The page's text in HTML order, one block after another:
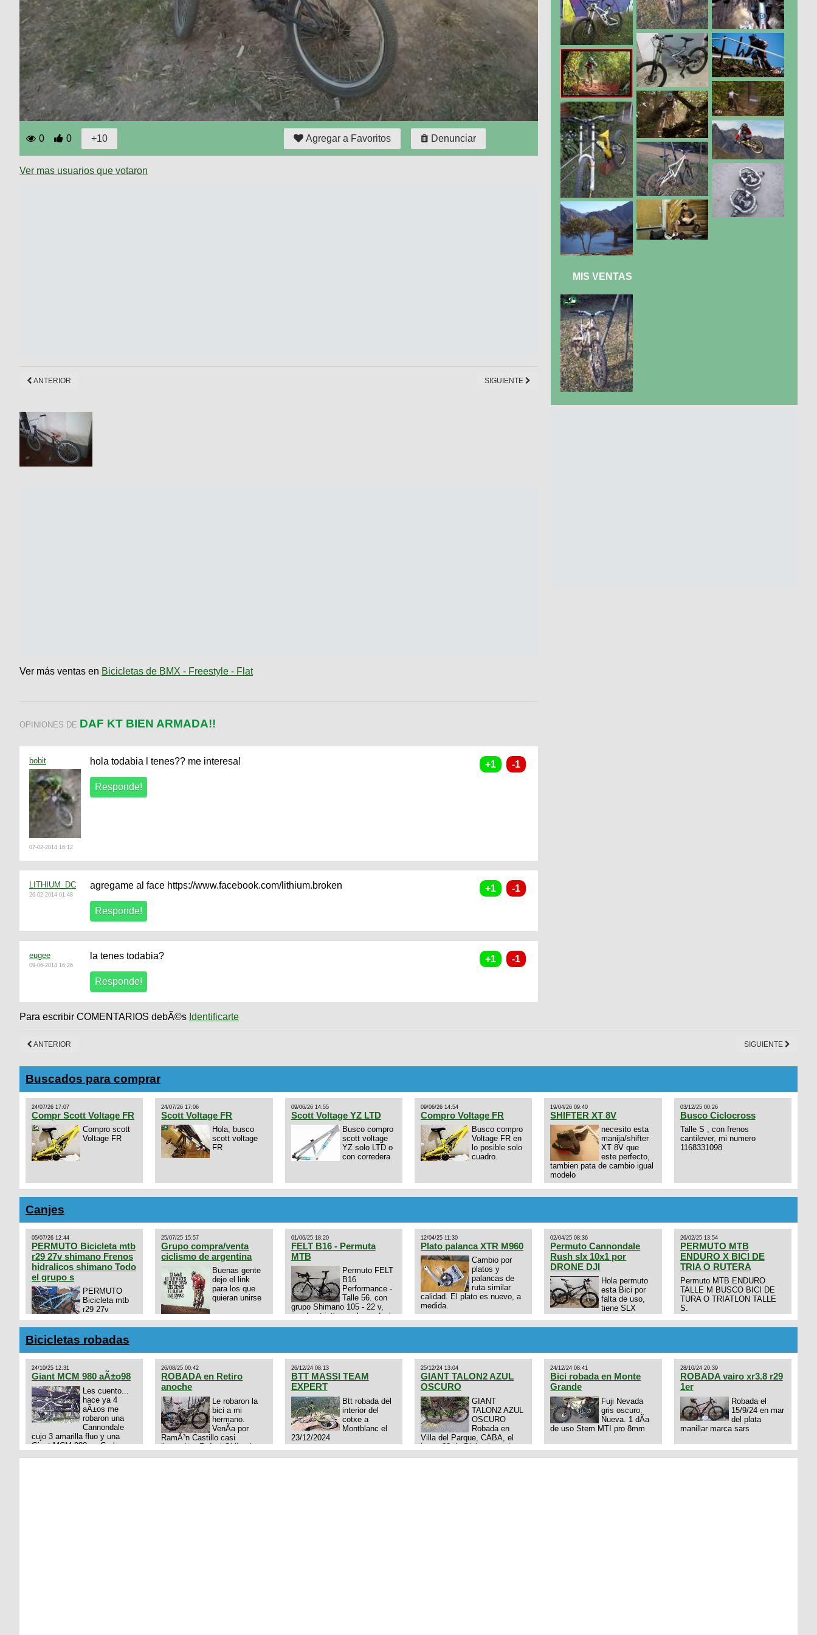
0 0 Agregar a Favoritos Denunciar
Ver mas usuarios que votaron
ANTERIOR SIGUIENTE
Ver más ventas en Bicicletas de BMX - Freestyle - Flat
OPINIONES DE DAF KT BIEN ARMADA!!
bobit
07-02-2014 16:12
hola todabia l tenes?? me interesa!
LITHIUM_DC
26-02-2014 01:48
agregame al face https://www.facebook.com/lithium.broken
eugee
09-06-2014 16:26
la tenes todabia?
Para escribir COMENTARIOS debÃ©s Identificarte
MIS VENTAS
ANTERIOR SIGUIENTE
Buscados para comprar
24/07/26 17:07
Compr Scott Voltage FR
Compro scott
Voltage FR
24/07/26 17:06
Scott Voltage FR
Hola, busco
scott voltage
FR
09/06/26 14:55
Scott Voltage YZ LTD
Busco compro
scott voltage
YZ solo LTD o
con corredera
09/06/26 14:54
Compro Voltage FR
Busco compro
Voltage FR en
lo posible solo
cuadro.
19/04/26 09:40
SHIFTER XT 8V
necesito esta
manija/shifter
XT 8V que
este perfecto,
tambien pata de cambio igual
modelo
03/12/25 00:26
Busco Ciclocross
Talle S , con frenos
cantilever, mi numero
1168331098
Canjes
05/07/26 12:44
PERMUTO Bicicleta mtb
r29 27v shimano Frenos
hidralicos shimano Todo
el grupo s
PERMUTO
Bicicleta mtb
r29 27v
shimano
Frenos hidralicos shimano
Todo el grupo shimano Talle
s/m Permuto x pistera o ruta
talle s o m.
25/07/25 15:57
Grupo compra/venta
ciclismo de argentina
Buenas gente
dejo el link
para los que
quieran unirse
https://chat.whatsapp.com/E4N9zhVk9wHFFzK7T345Kn?
mode=ac_t
01/06/25 18:20
FELT B16 - Permuta
MTB
Permuto FELT
B16
Performance -
Talle 56. con
grupo Shimano 105 - 22 v,
cuadro: triatlon carbono dual
aero TT/TRI UHC. Talle L.
12/04/25 11:30
Plato palanca XTR M960
Cambio por
platos y
palancas de
ruta similar
calidad. El plato es nuevo, a
medida.
02/04/25 08:36
Permuto Cannondale
Rush slx 10x1 por
DRONE DJI
Hola permuto
esta Bici por
falta de uso,
tiene SLX
Horquilla Axon tope de gama
por drone de la marca Dji, les
interesa 3434568861 saludos
26/02/25 13:54
PERMUTO MTB
ENDURO X BICI DE
TRIA O RUTERA
Permuto MTB ENDURO
TALLE M BUSCO BICI DE
TURA O TRIATLON TALLE
S.
Bicicletas robadas
24/10/25 12:31
Giant MCM 980 aÃ±o98
Les cuento...
hace ya 4
aÃ±os me
robaron una
Cannondale
cujo 3 amarilla fluo y una
Giant MCM 980 en Gral
26/08/25 00:42
ROBADA en Retiro
anoche
Le robaron la
bici a mi
hermano.
VenÃ­a por
RamÃ³n Castillo casi
llegando a Rafael Obligado en
26/12/24 08:13
BTT MASSI TEAM
EXPERT
Btt robada del
interior del
cotxe a
Montblanc el
23/12/2024
25/12/24 13:04
GIANT TALON2 AZUL
OSCURO
GIANT
TALON2 AZUL
OSCURO
Robada en
Villa del Parque, CABA, el
lunes 23 de Diciembre a las
24/12/24 08:41
Bici robada en Monte
Grande
Fuji Nevada
gris oscuro.
Nueva. 1 dÃ­a
de uso Stem MTI pro 8mm
28/10/24 20:39
ROBADA vairo xr3.8 r29
1er
Robada el
15/9/24 en mar
del plata
manillar marca sars